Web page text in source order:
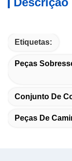
Etiquetas:
Peças
Conjunto De
Peças De